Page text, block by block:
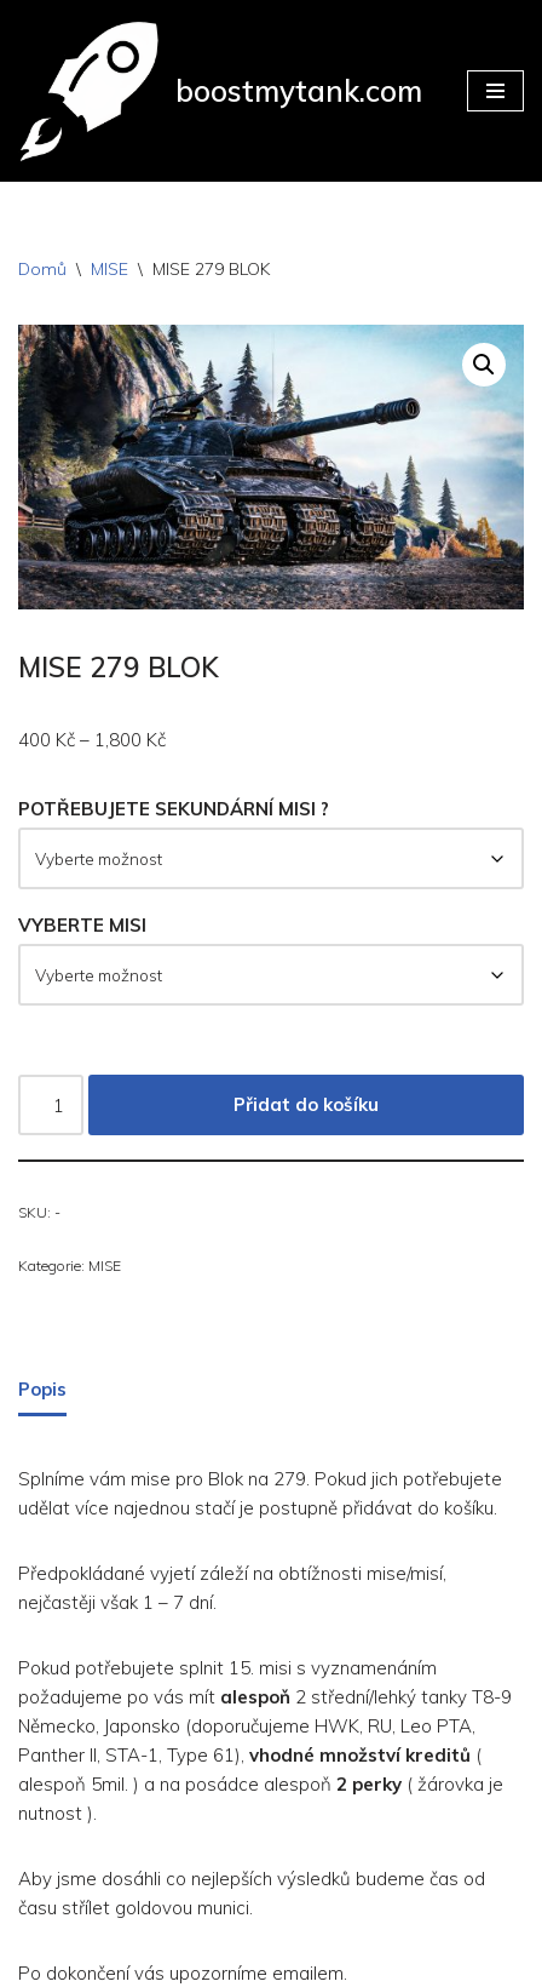
Přeskočit
obsah
boostmytank.com
Domů \ MISE \ MISE 279 BLOK
MISE 279 BLOK
400 Kč – 1,800 Kč
POTŘEBUJETE SEKUNDÁRNÍ MISI ?
VYBERTE MISI
Přidat do košíku
SKU: -
Kategorie: MISE
Popis
Splníme vám mise pro Blok na 279. Pokud jich potřebujete
udělat více najednou stačí je postupně přidávat do košíku.
Předpokládané vyjetí záleží na obtížnosti mise/misí,
nejčastěji však 1 – 7 dní.
Pokud potřebujete splnit 15. misi s vyznamenáním
požadujeme po vás mít alespoň 2 střední/lehký tanky T8-9
Německo, Japonsko (doporučujeme HWK, RU, Leo PTA,
Panther II, STA-1, Type 61), vhodné množství kreditů (
alespoň 5mil. ) a na posádce alespoň 2 perky ( žárovka je
nutnost ).
Aby jsme dosáhli co nejlepších výsledků budeme čas od
času střílet goldovou munici.
Po dokončení vás upozorníme emailem.